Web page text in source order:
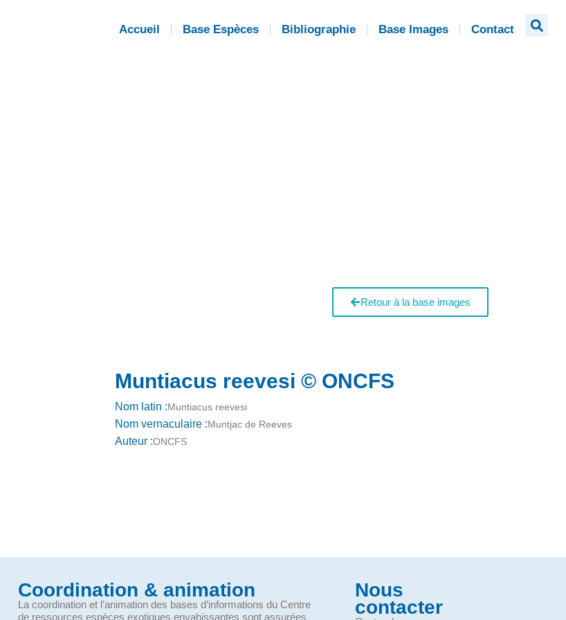
Accueil Base Espèces Bibliographie Base Images Contact
Retour à la base images
Muntiacus reevesi © ONCFS
Nom latin :Muntiacus reevesi
Nom vernaculaire :Muntjac de Reeves
Auteur :ONCFS
Coordination & animation
La coordination et l’animation des bases d’informations du Centre
de ressources espèces exotiques envahissantes sont assurées
Nous
contacter